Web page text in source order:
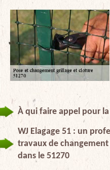
À qui faire appel pour
WJ Elagage 51 : un
travaux de
dans le 51270